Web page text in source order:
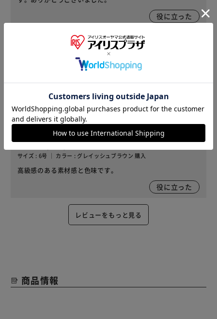
役に立った
サイズ : 5号 ｜ カラー : サンドベージュ 購入
1人が役に立ったと回答 役に立った
2023/09/14
もるもる(女性)
サイズ : 6号 ｜ カラー : グレイッシュブラウン 購入
高級感のある素材感と色味です。
役に立った
レビューをもっと見る
商品情報